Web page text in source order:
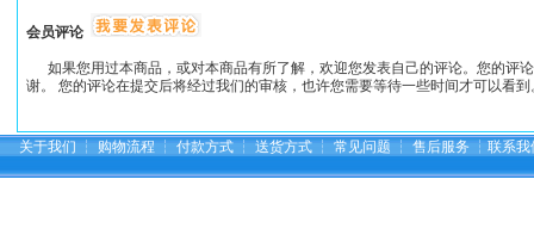
会员评论
如果您用过本商品，或对本商品有所了解，欢迎您发表自己的评论。您的评
谢。 您的评论在提交后将经过我们的审核，也许您需要等待一些时间才可以看
关于我们 ┆ 购物流程 ┆ 付款方式 ┆ 送货方式 ┆ 常见问题 ┆ 售后服务 ┆ 联系我